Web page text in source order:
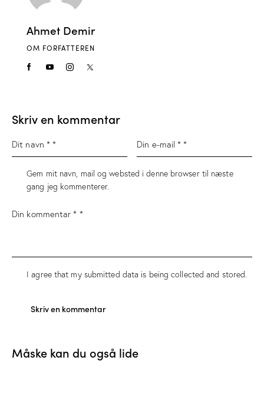
Ahmet Demir
OM FORFATTEREN
Skriv en kommentar
Gem mit navn, mail og websted i denne browser til næste
gang jeg kommenterer.
I agree that my submitted data is beingcollected and stored.
Måske kan du også lide